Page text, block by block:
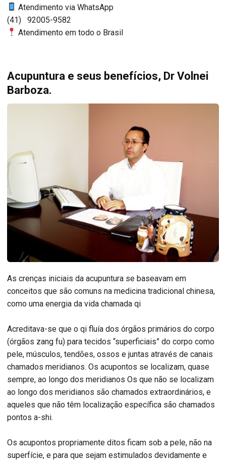
Atendimento via WhatsApp
(41) 92005-9582
Atendimento em todo o Brasil
Acupuntura e seus benefícios, Dr Volnei
Barboza.
As crenças iniciais da acupuntura se baseavam em
conceitos que são comuns na medicina tradicional chinesa,
como uma energia da vida chamada qi
Acreditava-se que o qi fluía dos órgãos primários do corpo
(órgãos zang fu) para tecidos “superficiais” do corpo como
pele, músculos, tendões, ossos e juntas através de canais
chamados meridianos. Os acupontos se localizam, quase
sempre, ao longo dos meridianos Os que não se localizam
ao longo dos meridianos são chamados extraordinários, e
aqueles que não têm localização específica são chamados
pontos a-shi.
Os acupontos propriamente ditos ficam sob a pele, não na
superfície, e para que sejam estimulados devidamente e